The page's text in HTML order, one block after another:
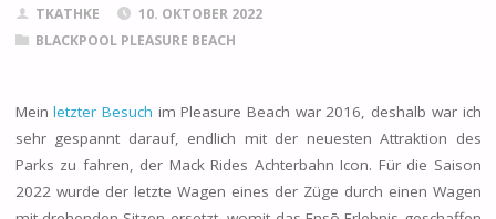
TKATHKE
10. OKTOBER 2022
BLACKPOOL PLEASURE BEACH
Meinletzter Besuch im Pleasure Beach war 2016, deshalb war ich
sehr gespannt darauf, endlich mit der neuesten Attraktion des
Parks zu fahren, der Mack Rides Achterbahn Icon. Für die Saison
2022 wurde der letzte Wagen eines der Züge durch einen Wagen